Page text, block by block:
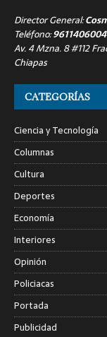
Director General:
Teléfono:9611406004
Av. 4 Mzna. 8 #112
Chiapas
CATEGORÍAS
Ciencia y Tecnología
Columnas
Cultura
Deportes
Economía
Interiores
Opinión
Policiacas
Portada
Publicidad